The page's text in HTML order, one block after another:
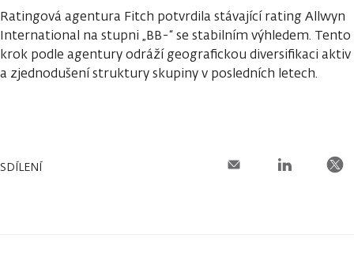
Ratingová agentura Fitch potvrdila stávající rating Allwyn
International na stupni „BB-“ se stabilním výhledem. Tento
krok podle agentury odráží geografickou diversifikaci aktiv
a zjednodušení struktury skupiny v posledních letech.
SDÍLENÍ